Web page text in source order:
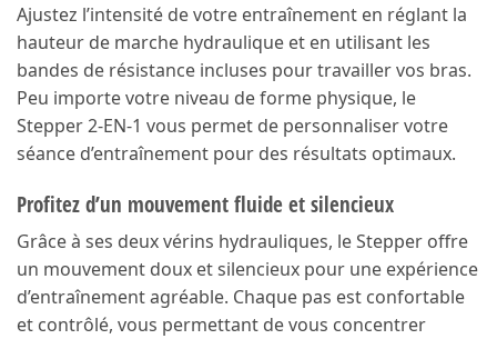
Ajustez l’intensité de votre entraînement en réglant la
hauteur de marche hydraulique et en utilisant les
bandes de résistance incluses pour travailler vos bras.
Peu importe votre niveau de forme physique, le
Stepper 2-EN-1 vous permet de personnaliser votre
séance d’entraînement pour des résultats optimaux.
Profitez d’un mouvement fluide et silencieux
Grâce à ses deux vérins hydrauliques, le Stepper offre
un mouvement doux et silencieux pour une expérience
d’entraînement agréable. Chaque pas est confortable
et contrôlé, vous permettant de vous concentrer